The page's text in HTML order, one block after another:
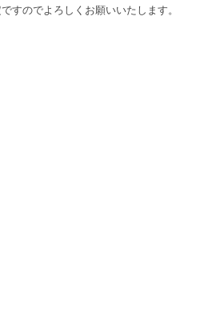
すのでよろしくお願いいたします。